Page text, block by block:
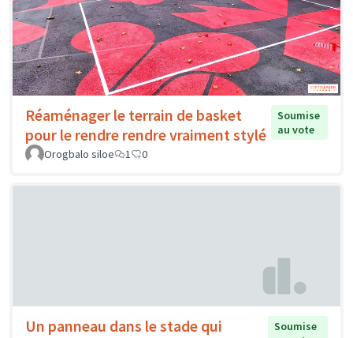
Réaménager le terrain de basket
pour le rendre rendre vraiment stylé
Soumise
au vote
Orogbalo siloe
1 0
Un panneau dans le stade qui
Soumise